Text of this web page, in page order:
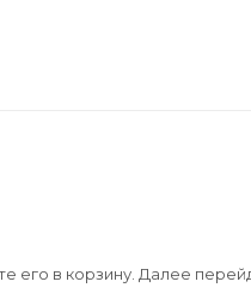
его в корзину. Далее